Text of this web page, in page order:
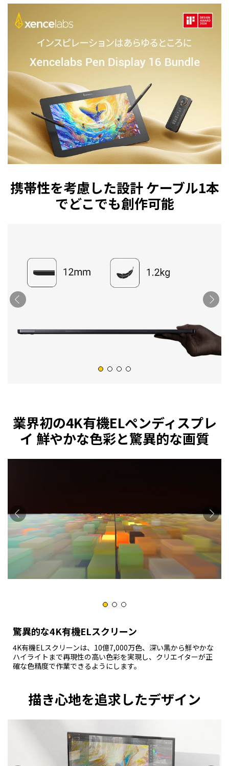
携帯性を考慮した設計 ケーブル1本
でどこでも創作可能
業界初の4K有機ELペンディスプレ
イ 鮮やかな色彩と驚異的な画質
驚異的な4K有機ELスクリーン
4K有機ELスクリーンは、10億7,000万色、深い黒から鮮やかな
ハイライトまで再現性の高い色彩を実現し、クリエイターが正
確な色精度で作業できるようにします。
描き心地を追求したデザイン